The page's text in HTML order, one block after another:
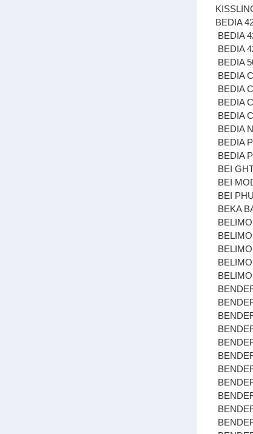
BEDIA
BEDIA
BEDIA
BEDIA
BEDIA
BEDIA
BEDIA
BEDIA
BEDIA
BEDIA
BEDIA
BEI
BEI
BEI
BEKA